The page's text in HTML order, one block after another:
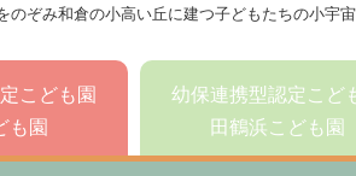
ぞみ和倉の小高い丘に建つ子どもたちの小宇
こども園
も園
幼保連携型認定こど
田鶴浜こども園